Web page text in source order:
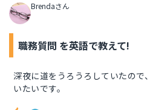
Brendaさん
職務質問 を英語で教えて!
深夜に道をうろうろしていたので
いたいです。